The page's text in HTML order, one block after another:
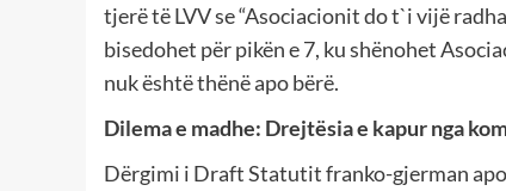
tjerë të LVV se “Asociacionit do t`i vijë
bisedohet për pikën e 7, ku shënohet
nuk është thënë apo bërë.
Dilema e madhe: Drejtësia e kapur nga
Dërgimi i Draft Statutit franko-gjerman